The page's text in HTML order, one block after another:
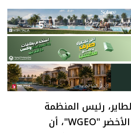
رئيس المنظمة
العالمية للاقتصاد الأخضر "WGEO"، أن